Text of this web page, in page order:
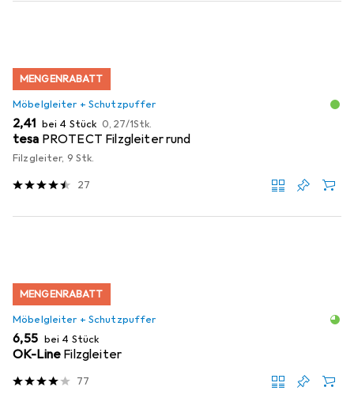
MENGENRABATT
Möbelgleiter + Schutzpuffer
EUR
2,41 bei 4 Stück EUR
0,27/1Stk.
tesa PROTECT Filzgleiter rund
Filzgleiter, 9 Stk.
27
MENGENRABATT
Möbelgleiter + Schutzpuffer
EUR
6,55 bei 4 Stück
OK-Line Filzgleiter
77